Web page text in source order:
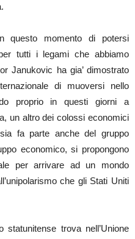
questo momento di potersi
tutti i legami che abbiamo
Janukovic ha gia’ dimostrato
di muoversi nello
proprio in questi giorni a
un altro dei colossi economici
fa parte anche del gruppo
economico, si propongono
per arrivare ad un mondo
che gli Stati Uniti
trova nell’Unione